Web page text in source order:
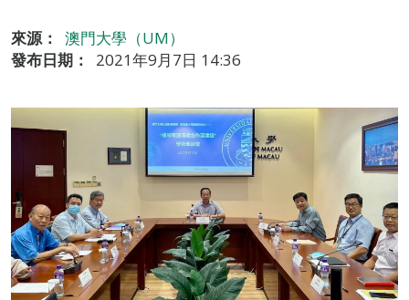
來源：
澳門大學（UM）
發布日期：
2021年9月7日 14:36